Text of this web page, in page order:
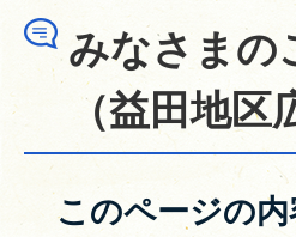
みなさまの
（益田地区
このページの